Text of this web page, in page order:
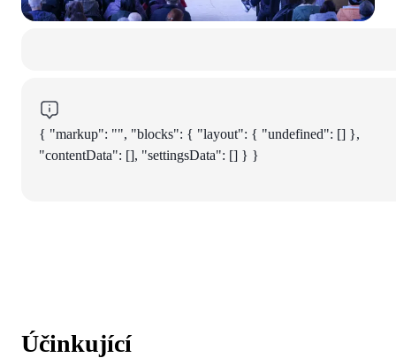
{ "markup": "", "blocks": { "layout": { "undefined": [] },
"contentData": [], "settingsData": [] } }
Účinkující